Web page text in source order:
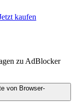
kaufen
zu AdBlocker
von Browser-